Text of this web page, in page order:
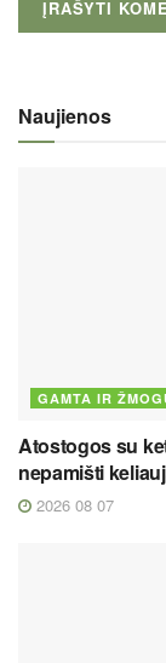
Naujienos
GAMTA IR
Atostogos su
nepamišti
2026 08 07